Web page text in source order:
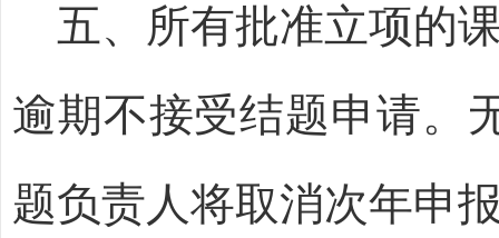
五、所有批准立项的
逾期不接受结题申请。
题负责人将取消次年申